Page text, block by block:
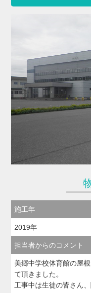
施工年
2019年
担当者からのコメント
美郷中学校体育館の屋
て頂きました。
工事中は生徒の皆さん